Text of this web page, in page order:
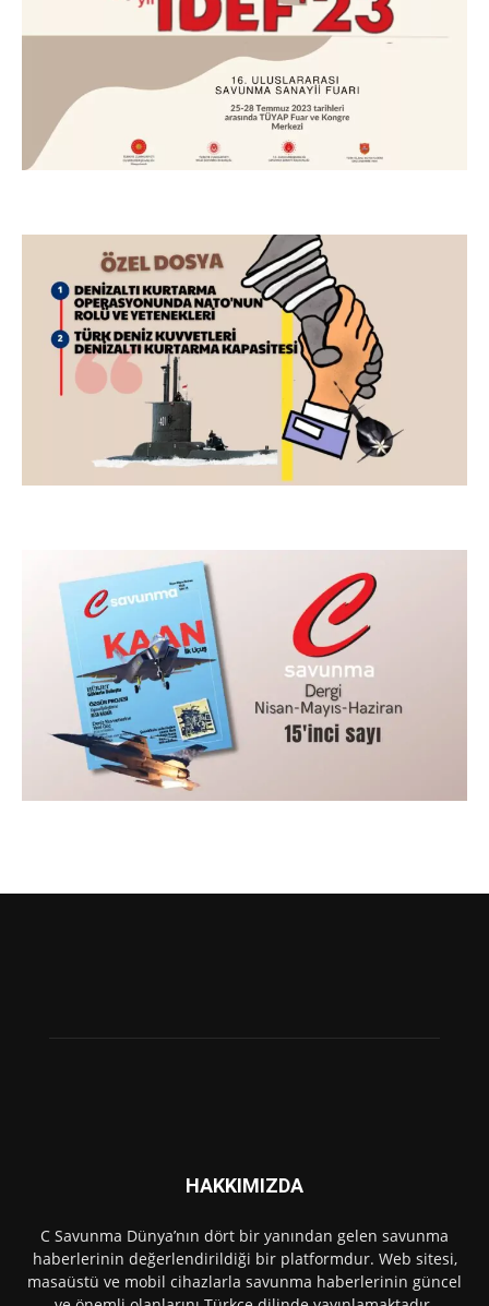
HAKKIMIZDA
C Savunma Dünya’nın dört bir yanından gelen savunma
haberlerinin değerlendirildiği bir platformdur. Web sitesi,
masaüstü ve mobil cihazlarla savunma haberlerinin güncel